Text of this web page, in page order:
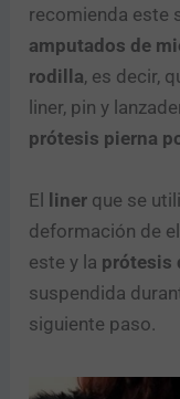
recomienda este
amputados de
rodilla, es decir,
liner, pin y
prótesis pierna
El liner que se
deformación de
este y la prótesis
suspendida
siguiente paso.